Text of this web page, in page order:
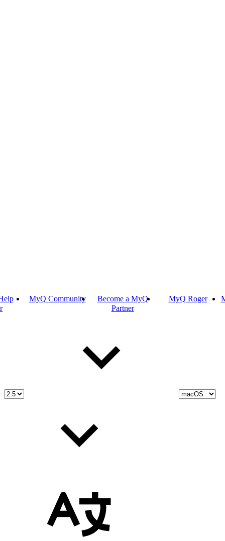
MyQ Community
Become a MyQ
Partner
MyQ Roger